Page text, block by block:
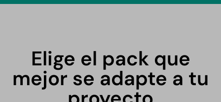
Elige el pack que
mejor se adapte a tu